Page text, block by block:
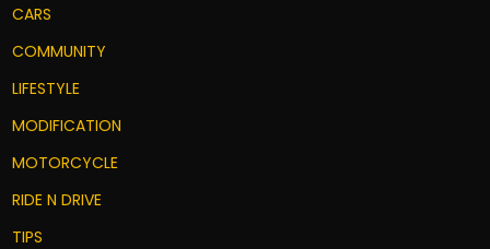
CARS
COMMUNITY
LIFESTYLE
MODIFICATION
MOTORCYCLE
RIDE N DRIVE
TIPS